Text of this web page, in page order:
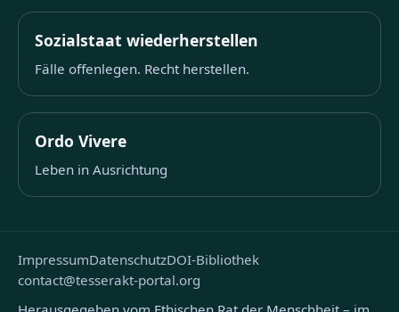
Sozialstaat wiederherstellen
Fälle offenlegen. Recht herstellen.
Ordo Vivere
Leben in Ausrichtung
ImpressumDatenschutzDOI-Bibliothek
contact@tesserakt-portal.org